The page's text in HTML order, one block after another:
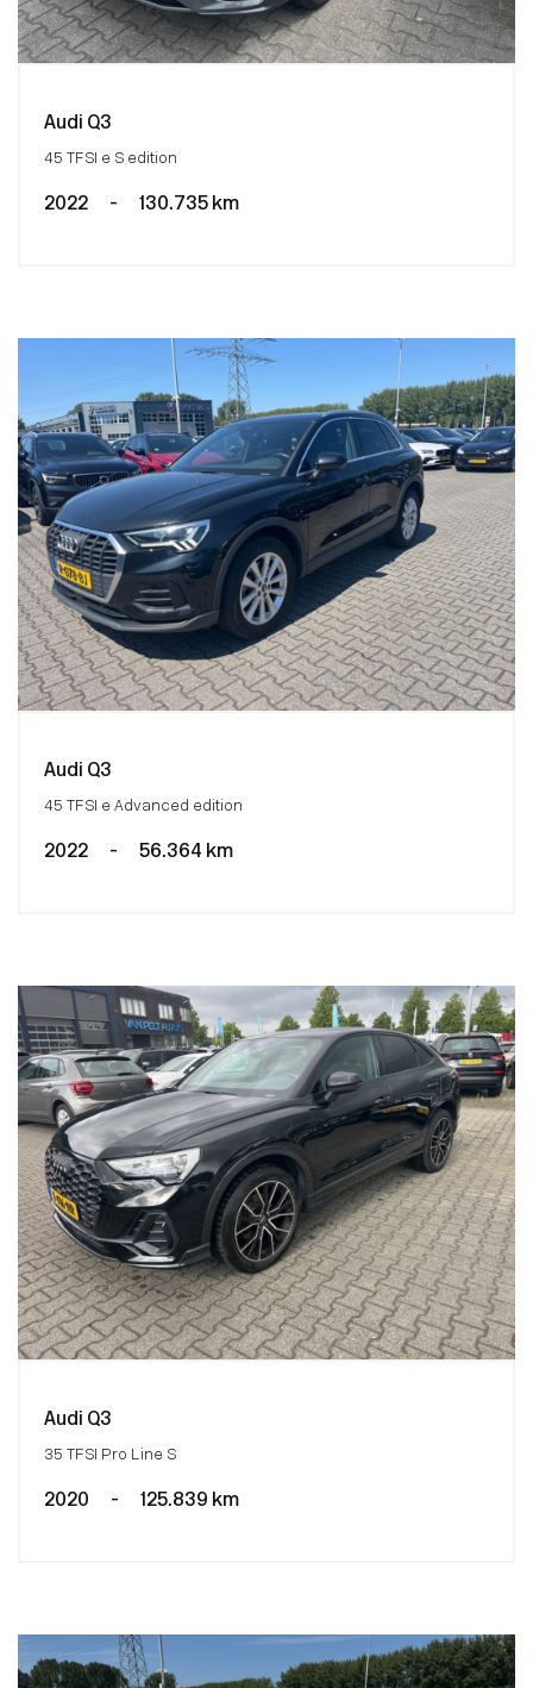
Audi Q3
45 TFSI e S edition
2022 - 130.735 km
Audi Q3
45 TFSI e Advanced edition
2022 - 56.364 km
Audi Q3
35 TFSI Pro Line S
2020 - 125.839 km